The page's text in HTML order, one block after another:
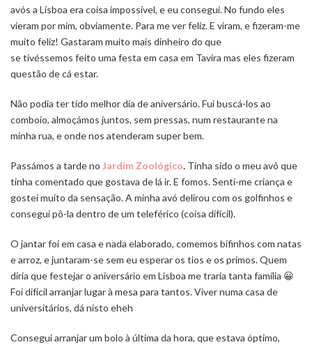
avós a Lisboa era coisa impossível, e eu consegui. No fundo eles
vieram por mim, obviamente. Para me ver feliz. E viram, e fizeram-me
muito feliz! Gastaram muito mais dinheiro do que
se tivéssemos feito uma festa em casa em Tavira mas eles fizeram
questão de cá estar.
Não podia ter tido melhor dia de aniversário. Fui buscá-los ao
comboio, almoçámos juntos, sem pressas, num restaurante na
minha rua, e onde nos atenderam super bem.
Passámos a tarde no Jardim Zoológico. Tinha sido o meu avô que
tinha comentado que gostava de lá ir. E fomos. Senti-me criança e
gostei muito da sensação. A minha avó delirou com os golfinhos e
consegui pô-la dentro de um teleférico (coisa difícil).
O jantar foi em casa e nada elaborado, comemos bifinhos com natas
e arroz, e juntaram-se sem eu esperar os tios e os primos. Quem
diria que festejar o aniversário em Lisboa me traria tanta família 😀
Foi difícil arranjar lugar à mesa para tantos. Viver numa casa de
universitários, dá nisto eheh
Consegui arranjar um bolo à última da hora, que estava óptimo,